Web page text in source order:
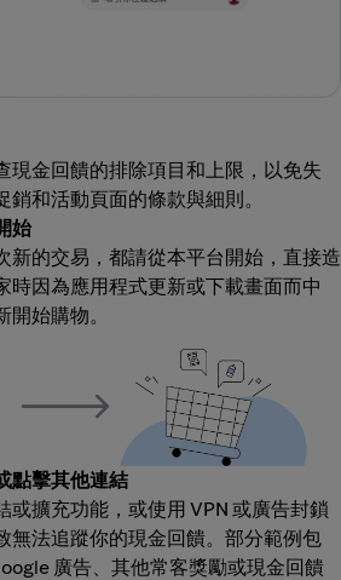
現金回饋的排除項目和上限，以免失
和活動頁面的條款與細則。
始
新的交易，都請從本平台開始，直接造
時因為應用程式更新或下載畫面而中
始購物。
點擊其他連結
或擴充功能，或使用 VPN 或廣告封鎖
無法追蹤你的現金回饋。部分範例包
廣告、其他常客獎勵或現金回饋